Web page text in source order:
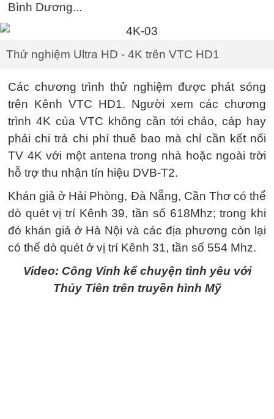
Bình Dương...
Thử nghiệm Ultra HD - 4K trên VTC HD1
Các chương trình thử nghiệm được phát sóng
trên Kênh VTC HD1. Người xem các chương
trình 4K của VTC không cần tới chảo, cáp hay
phải chi trả chi phí thuê bao mà chỉ cần kết nối
TV 4K với một antena trong nhà hoặc ngoài trời
hỗ trợ thu nhận tín hiệu DVB-T2.
Khán giả ở Hải Phòng, Đà Nẵng, Cần Thơ có thể
dò quét vị trí Kênh 39, tần số 618Mhz; trong khi
đó khán giả ở Hà Nội và các địa phương còn lại
có thể dò quét ở vị trí Kênh 31, tần số 554 Mhz.
Video: Công Vinh kể chuyện tình yêu với
Thủy Tiên trên truyền hình Mỹ